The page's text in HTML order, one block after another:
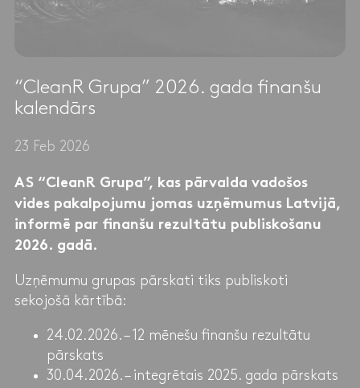
“CleanR Grupa” 2026. gada finanšu
kalendārs
23 Feb 2026
AS “CleanR Grupa”, kas pārvalda vadošos
vides pakalpojumu jomas uzņēmumus Latvijā,
informē par finanšu rezultātu publiskošanu
2026. gadā.
Uzņēmumu grupas pārskati tiks publiskoti
sekojošā kārtībā:
24.02.2026. – 12 mēnešu finanšu rezultātu
pārskats
30.04.2026. – integrētais 2025. gada pārskats